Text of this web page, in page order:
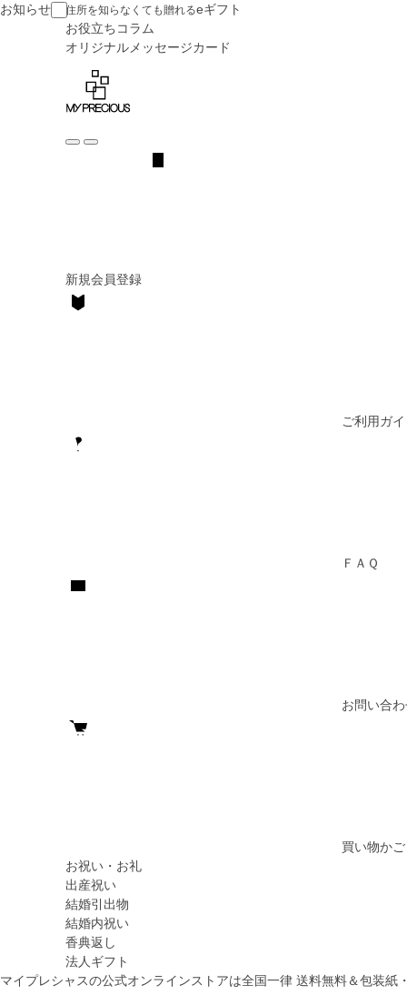
住所を知らなくても贈れるeギフト
お役立ちコラム
オリジナル メッセージカード
新規会員登録
ご利用ガ
ＦＡＱ
お問い合
買い物かご
お祝い・お礼
出産祝い
結婚引出物
結婚内祝い
香典返し
法人ギフト
マイプレシャスの公式オンラインストアは全国一律 送料無料＆包装紙
お知らせ